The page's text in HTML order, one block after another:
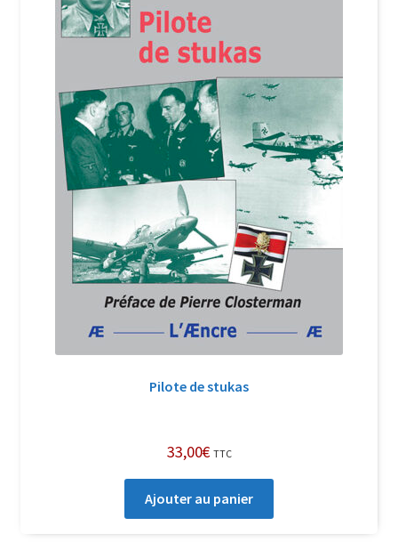
Login Customizer
Nous Contacter
Panier
Politique de confidentialité et cookies
Qui sommes-nous ?
Soutien à Philippe Randa
Suivi de la Commande
Pilote de stukas
33,00€ TTC
Ajouter au panier